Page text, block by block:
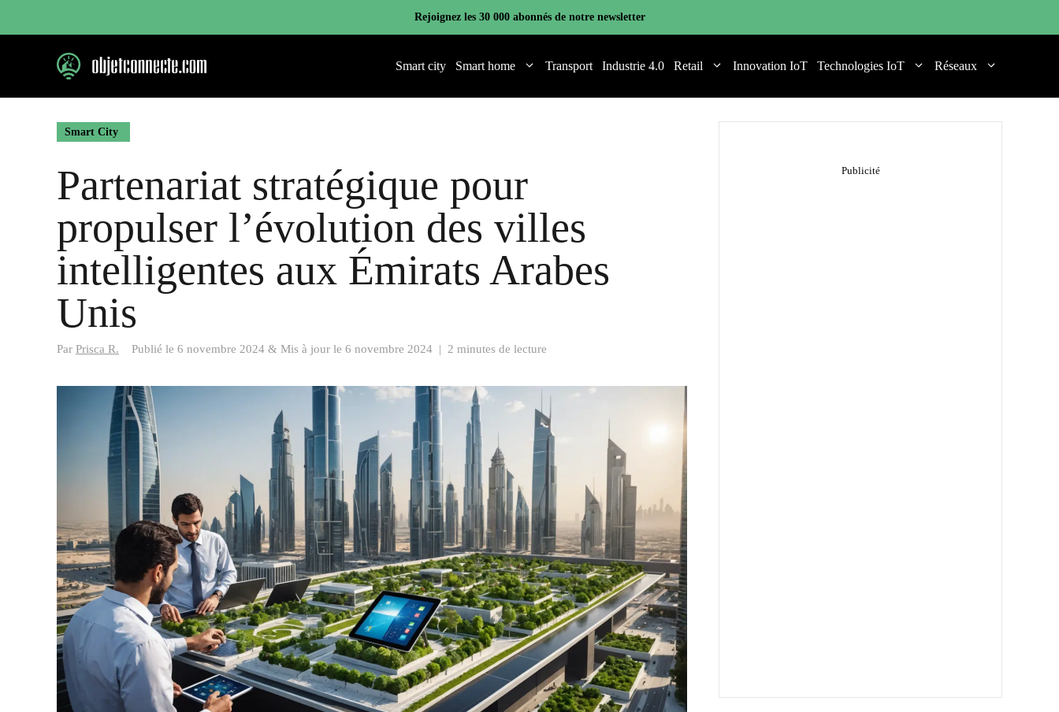
Rejoignez les 30 000 abonnés de notre newsletter
Smart city Smart home Transport Industrie 4.0 Retail Innovation IoT Technologies IoT Réseaux
Smart City
Partenariat stratégique pour
propulser l’évolution des villes
intelligentes aux Émirats Arabes
Unis
Par Prisca R. Publié le 6 novembre 2024 & Mis à jour le 6 novembre 2024 | 2 minutes de lecture